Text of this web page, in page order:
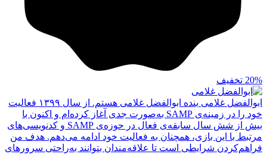
20% تخفیف
ابوالفضل غلامی
بنده ابوالفضل غلامی هستم. از سال ۱۳۹۹ فعالیت
خود را در زمینه‌ی SAMP به‌صورت جدی آغاز کرده‌ام و اکنون با
بیش از شش سال سابقه‌ی فعال در حوزه‌ی SAMP و کدنویسی‌های
مرتبط با این بازی، همچنان به فعالیت خود ادامه می‌دهم. هدف من
فراهم‌کردن شرایطی است تا علاقه‌مندان بتوانند به‌راحتی سرورهای